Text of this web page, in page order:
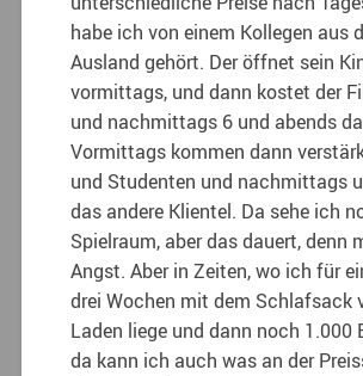
habe ich von einem Kollegen aus
Ausland gehört. Der öffnet sein
vormittags, und dann kostet der
und nachmittags 6 und abends
Vormittags kommen dann
und Studenten und nachmittags
das andere Klientel. Da sehe ich
Spielraum, aber das dauert, denn
Angst. Aber in Zeiten, wo ich für
drei Wochen mit dem Schlafsack
Laden liege und dann noch 1.000
da kann ich auch was an der